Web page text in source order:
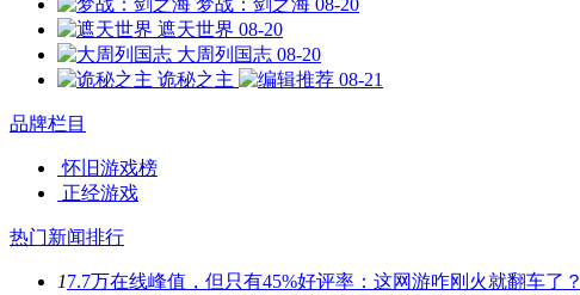
遮天世界 08-20
大周列国志 08-20
诡秘之主
08-21
品牌栏目
怀旧游戏榜
正经游戏
热门新闻排行
17.7万在线峰值，但只有45%好评率：这网游咋刚火就翻车了？